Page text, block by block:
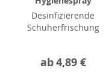
Desinfizierende
Schuherfrischung
ab4,89 €